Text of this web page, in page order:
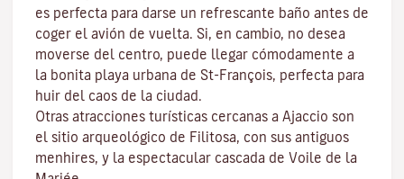
es perfecta para darse un refrescante baño antes de
coger el avión de vuelta. Si, en cambio, no desea
moverse del centro, puede llegar cómodamente a
la bonita playa urbana de St-François, perfecta para
huir del caos de la ciudad.
Otras atracciones turísticas cercanas a Ajaccio son
el sitio arqueológico de Filitosa, con sus antiguos
menhires, y la espectacular cascada de Voile de la